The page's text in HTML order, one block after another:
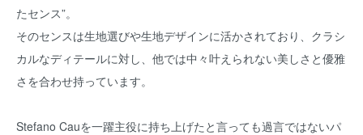
たセンス”。
そのセンスは生地選びや生地デザインに活かされており、クラシ
カルなディテールに対し、他では中々叶えられない美しさと優雅
さを合わせ持っています。
Stefano Cauを一躍主役に持ち上げたと言っても過言ではないパ